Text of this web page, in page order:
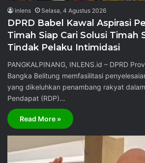
inlens Selasa, 4 Agustus 2026
DPRD Babel Kawal Aspirasi
Timah Siap Cari Solusi Timah
Tindak Pelaku Intimidasi
PANGKALPINANG, INLENS.id – DPRD
Bangka Belitung memfasilitasi
yang dikeluhkan penambang rakyat
Pendapat (RDP)…
Read More »